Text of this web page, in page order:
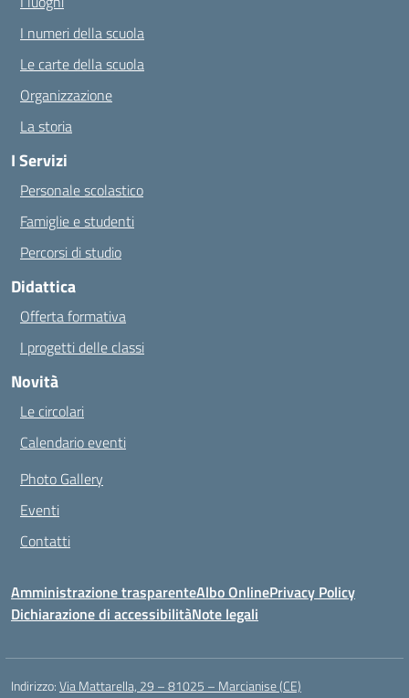
I numeri della scuola
Le carte della scuola
Organizzazione
La storia
I Servizi
Personale scolastico
Famiglie e studenti
Percorsi di studio
Didattica
Offerta formativa
I progetti delle classi
Novità
Le circolari
Calendario eventi
Photo Gallery
Eventi
Contatti
Amministrazione trasparenteAlbo OnlinePrivacy Policy
Dichiarazione di accessibilitàNote legali
Indirizzo:Via Mattarella, 29 – 81025 – Marcianise (CE)